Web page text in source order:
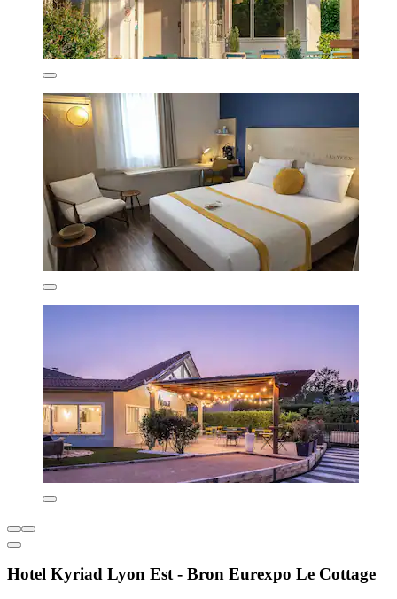
Hotel Kyriad Lyon Est - Bron Eurexpo Le Cottage